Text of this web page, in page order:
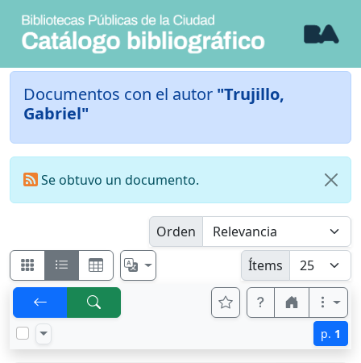
Documentos con el autor "Trujillo,
Gabriel"
Se obtuvo un documento.
Orden
Ítems
p. 1